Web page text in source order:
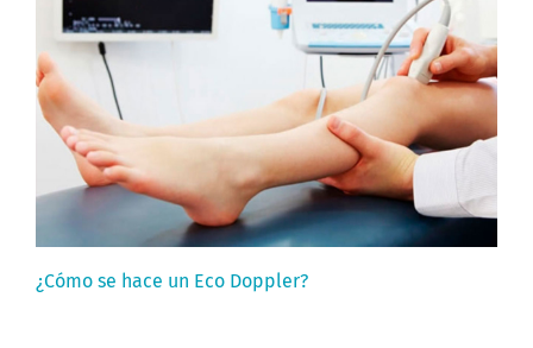
¿Cómo se hace un Eco Doppler?